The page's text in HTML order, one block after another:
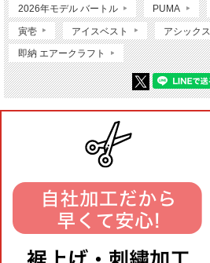
2026年モデル バートル PUMA
寅壱 アイスベスト アシックス
即納 エアークラフト